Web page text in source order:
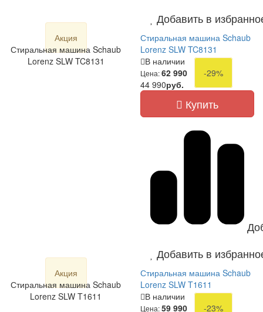
Добавить в
Акция
Стиральная машина Schaub
Lorenz SLW TC8131
Стиральная машина Schaub
Lorenz SLW TC8131
В наличии
Цена:62 990
-29%
44 990руб.
Купить
Добавить в
Акция
Стиральная машина Schaub
Lorenz SLW T1611
Стиральная машина Schaub
Lorenz SLW T1611
В наличии
Цена:59 990
-23%